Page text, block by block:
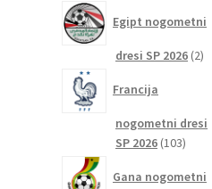
Egipt nogometni
dresi SP 2026 22
Francija
nogometni dresi
SP 2026 103103
Gana nogometni